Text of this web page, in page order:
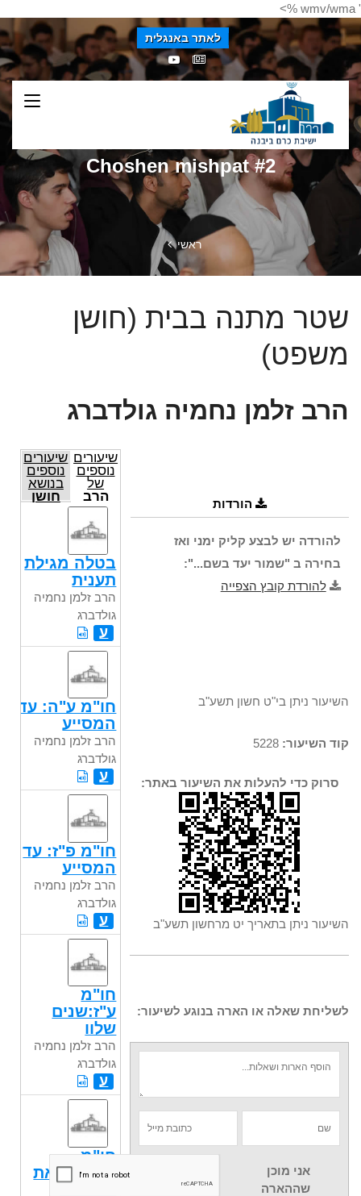
' wmv/wma %>
לאתר באנגלית
Choshen mishpat #2
ראשי
שטר מתנה בבית (חושן
משפט)
הרב זלמן נחמיה גולדברג
הורדות
להורדה יש לבצע קליק ימני ואז
בחירה ב "שמור יעד בשם...":
להורדת קובץ הצפייה
השיעור ניתן בי"ט חשון תשע"ב
קוד השיעור:
סרוק כדי להעלות את השיעור באתר:
השיעור ניתן בתאריך יט מרחשון תשע"ב
לשליחת שאלה או הארה בנוגע לשיעור:
אני מוכן
שההארה
שיעורים
נוספים
של
הרב
זלמן
נחמיה
גולדברג
שיעורים
נוספים
בנושא
חושן
בטלה מגילת
תענית
הרב זלמן נחמיה
גולדברג
ע
חו"מ ע"ה: עד
המסייע
הרב זלמן נחמיה
גולדברג
ע
חו"מ פ"ז: עד
המסייע
הרב זלמן נחמיה
גולדברג
ע
חו"מ
ע"ז:שנים
שלוו
הרב זלמן נחמיה
גולדברג
ע
חו"מ
פ"א:הודאת